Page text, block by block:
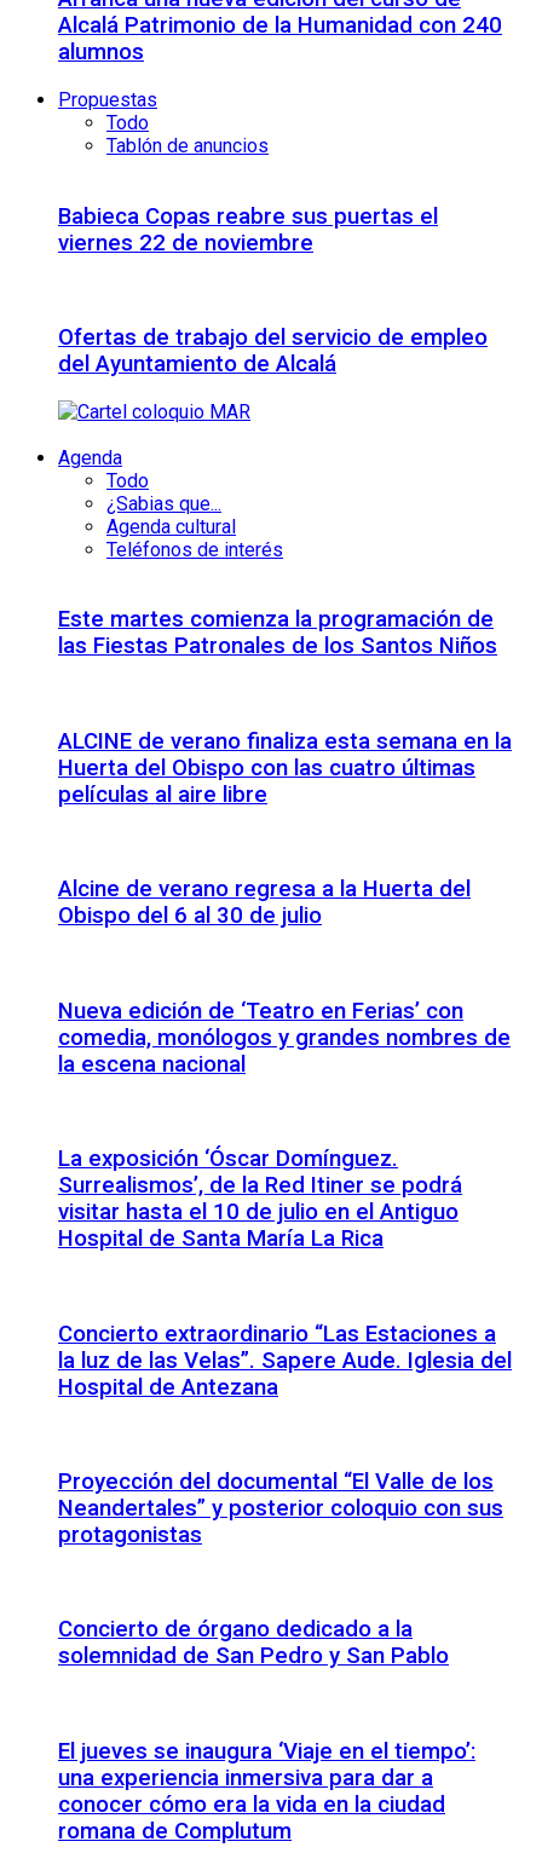
Alcalá Patrimonio de la Humanidad con 240
alumnos
Propuestas
Todo
Tablón de anuncios
Babieca Copas reabre sus puertas el
viernes 22 de noviembre
Ofertas de trabajo del servicio de empleo
del Ayuntamiento de Alcalá
Agenda
Todo
¿Sabias que...
Agenda cultural
Teléfonos de interés
Este martes comienza la programación de
las Fiestas Patronales de los Santos Niños
ALCINE de verano finaliza esta semana en la
Huerta del Obispo con las cuatro últimas
películas al aire libre
Alcine de verano regresa a la Huerta del
Obispo del 6 al 30 de julio
Nueva edición de ‘Teatro en Ferias’ con
comedia, monólogos y grandes nombres de
la escena nacional
La exposición ‘Óscar Domínguez.
Surrealismos’, de la Red Itiner se podrá
visitar hasta el 10 de julio en el Antiguo
Hospital de Santa María La Rica
Concierto extraordinario “Las Estaciones a
la luz de las Velas”. Sapere Aude. Iglesia del
Hospital de Antezana
Proyección del documental “El Valle de los
Neandertales” y posterior coloquio con sus
protagonistas
Concierto de órgano dedicado a la
solemnidad de San Pedro y San Pablo
El jueves se inaugura ‘Viaje en el tiempo’:
una experiencia inmersiva para dar a
conocer cómo era la vida en la ciudad
romana de Complutum